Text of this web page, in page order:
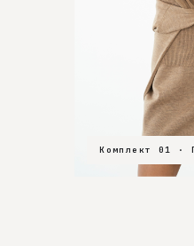
Комплект 01 ·
Комплект 02 ·
Комплект 03 ·